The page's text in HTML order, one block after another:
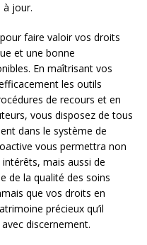
à jour.
pour faire valoir vos droits
et une bonne
En maîtrisant vos
les outils
de recours et en
vous disposez de tous
dans le système de
vous permettra non
mais aussi de
de la qualité des soins
que vos droits en
précieux qu’il
discernement.